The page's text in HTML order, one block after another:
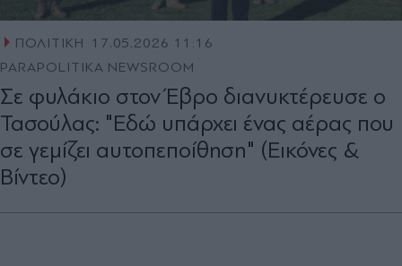
ΠΟΛΙΤΙΚΗ
17.05.2026 11:16
PARAPOLITIKA NEWSROOM
Σε φυλάκιο στον Έβρο διανυκτέρευσε ο
Τασούλας: "Εδώ υπάρχει ένας αέρας που
σε γεμίζει αυτοπεποίθηση" (Εικόνες &
Βίντεο)